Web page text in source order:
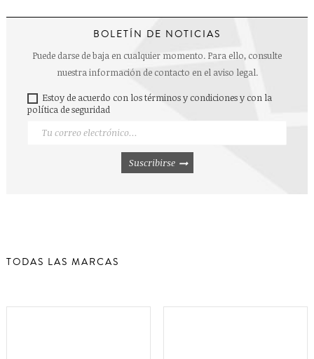
BOLETÍN DE NOTICIAS
Puede darse de baja en cualquier momento. Para ello, consulte
nuestra información de contacto en el aviso legal.
Estoy de acuerdo con los términos y condiciones y con la
política de seguridad
Suscribirse
TODAS LAS MARCAS